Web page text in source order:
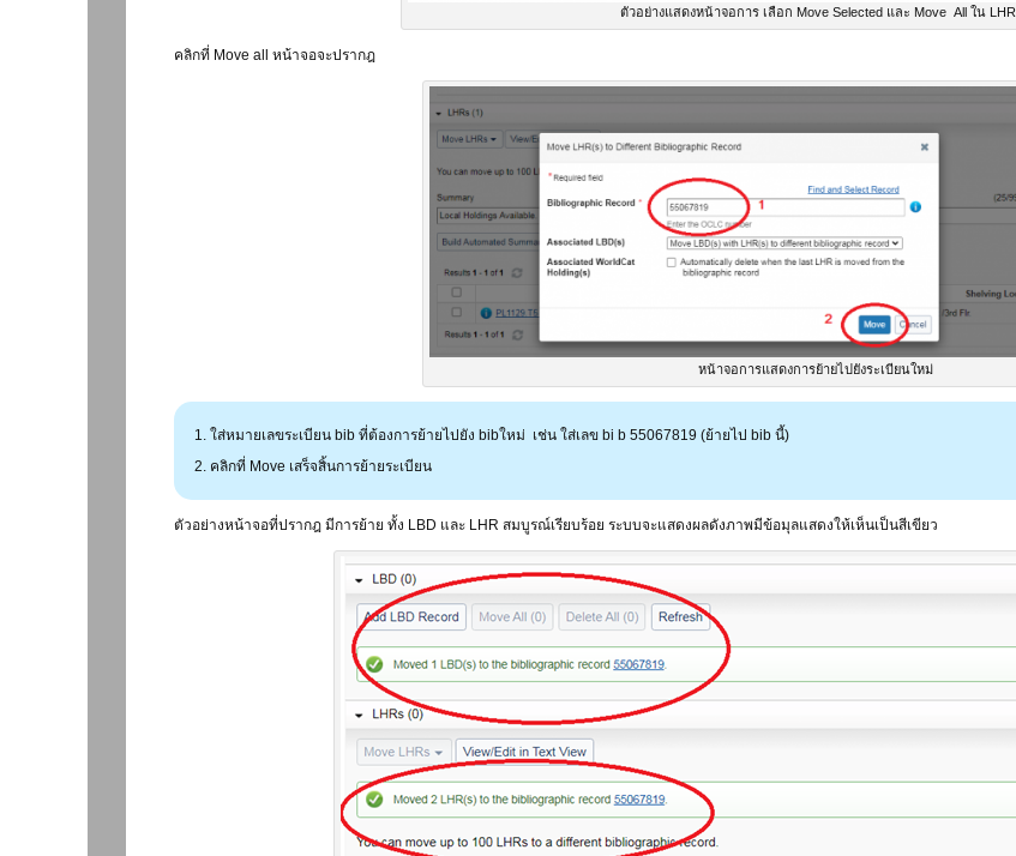
ตัวอย่างแสดงหน้าจอการ เลือก Move Selected และ Move All ใน LHR
คลิกที่ Move all หน้าจอจะปรากฎ
หน้าจอการแสดงการย้ายไปยังระเบียนใหม่
ใส่หมายเลขระเบียน bib ที่ต้องการย้ายไปยัง bibใหม่ เช่น ใส่เลข bi b 55067819 (ย้ายไป bib นี้)
คลิกที่ Move เสร็จสิ้นการย้ายระเบียน
ตัวอย่างหน้าจอที่ปรากฎ มีการย้าย ทั้ง LBD และ LHR สมบูรณ์เรียบร้อย ระบบจะแสดงผลดังภาพมีข้อมุลแสดงให้เห็นเป็นสีเขียว